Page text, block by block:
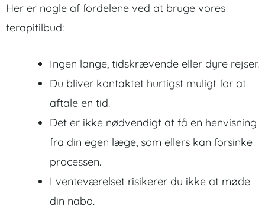
Her er nogle af fordelene ved at bruge vores
terapitilbud:
Ingen lange, tidskrævende eller dyre rejser.
Du bliver kontaktet hurtigst muligt for at
aftale en tid.
Det er ikke nødvendigt at få en henvisning
fra din egen læge, som ellers kan forsinke
processen.
I venteværelset risikerer du ikke at møde
din nabo.